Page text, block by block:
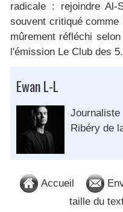
radicale : rejoindre
souvent critiqué
mûrement réfléchi
l'émission Le Club des 5.
Ewan L-L
Ribéry de
Accueil
taille du